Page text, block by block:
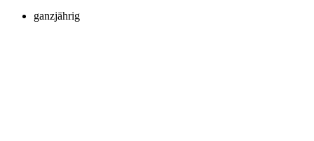
ganzjährig